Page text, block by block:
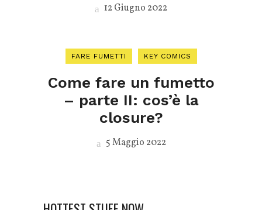
12 Giugno 2022
FARE FUMETTI KEY COMICS
Come fare un fumetto
– parte II: cos’è la
closure?
5 Maggio 2022